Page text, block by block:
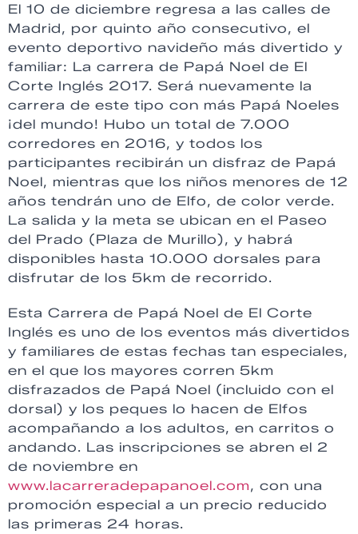
El 10 de diciembre regresa a las calles de
Madrid, por quinto año consecutivo, el
evento deportivo navideño más divertido y
familiar: La carrera de Papá Noel de El
Corte Inglés 2017. Será nuevamente la
carrera de este tipo con más Papá Noeles
¡del mundo! Hubo un total de 7.000
corredores en 2016, y todos los
participantes recibirán un disfraz de Papá
Noel, mientras que los niños menores de 12
años tendrán uno de Elfo, de color verde.
La salida y la meta se ubican en el Paseo
del Prado (Plaza de Murillo), y habrá
disponibles hasta 10.000 dorsales para
disfrutar de los 5km de recorrido.
Esta Carrera de Papá Noel de El Corte
Inglés es uno de los eventos más divertidos
y familiares de estas fechas tan especiales,
en el que los mayores corren 5km
disfrazados de Papá Noel (incluido con el
dorsal) y los peques lo hacen de Elfos
acompañando a los adultos, en carritos o
andando. Las inscripciones se abren el 2
de noviembre en
www.lacarreradepapanoel.com, con una
promoción especial a un precio reducido
las primeras 24 horas.